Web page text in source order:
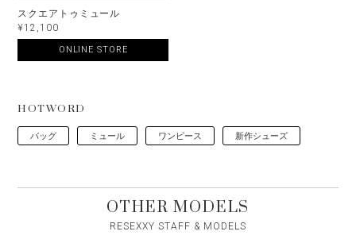
スクエアトゥミュール
¥12,100
ONLINE STORE
HOTWORD
バッグ ミュール ワンピース 新作シューズ
OTHER MODELS
RESEXXY STAFF & MODELS